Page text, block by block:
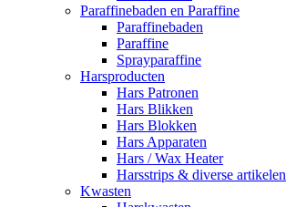
Paraffinebaden en Paraffine
Paraffinebaden
Paraffine
Sprayparaffine
Harsproducten
Hars Patronen
Hars Blikken
Hars Blokken
Hars Apparaten
Hars / Wax Heater
Harsstrips & diverse artikelen
Kwasten